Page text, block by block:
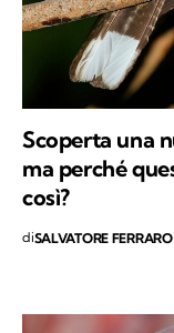
Scoperta una
ma perché
così?
diSALVATORE FERRARO